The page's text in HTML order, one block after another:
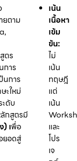
ยตาม
ตร
การ
นการ
ะใหม่
ดับ
กสูตรมี
เพื่อ
ยอดสู่
เน้น
เนื้อหา
เข้ม
ข้น:
ไม่
เน้น
ทฤษฎี
แต่
เน้น
และ
โปร
เจ